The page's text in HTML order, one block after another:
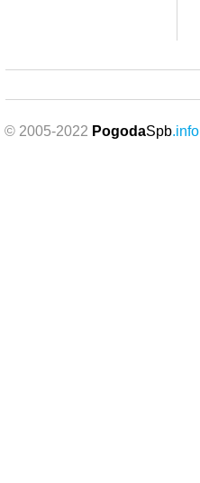
© 2005-2022 PogodaSpb.info